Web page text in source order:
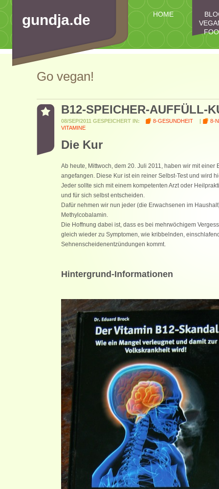
HOME
IMPRESSUM
gundja.de
Go vegan!
B12-SPEICHER-AUFFÜLL-
08/SEP/2011 GESPEICHERT IN: 8-GESUNDHEIT |
8-
VITAMINE
Die Kur
Ab heute, Mittwoch, dem 20. Juli 2011, haben wir mit einer
angefangen. Diese Kur ist ein reiner Selbst-Test und wird
Jeder sollte sich mit einem kompetenten Arzt oder
und für sich selbst entscheiden.
Dafür nehmen wir nun jeder (die Erwachsenen im
Methylcobalamin.
Die Hoffnung dabei ist, dass es bei mehrwöchigem
gleich wieder zu Symptomen, wie kribbelnden,
Sehnenscheidenentzündungen kommt.
Hintergrund-Informationen